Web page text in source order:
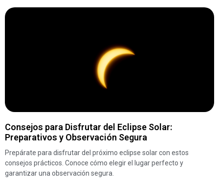
Consejos para Disfrutar del Eclipse Solar:
Preparativos y Observación Segura
Prepárate para disfrutar del próximo eclipse solar con estos
consejos prácticos. Conoce cómo elegir el lugar perfecto y
garantizar una observación segura.